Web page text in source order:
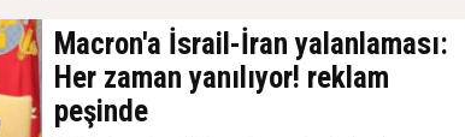
Macron'a İsrail-İran yalanlaması:
Her zaman yanılıyor! reklam
peşinde